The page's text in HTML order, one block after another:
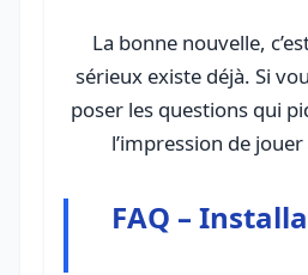
La bonne nouvelle,
sérieux existe déjà. Si
poser les questions qui
l’impression de
FAQ –